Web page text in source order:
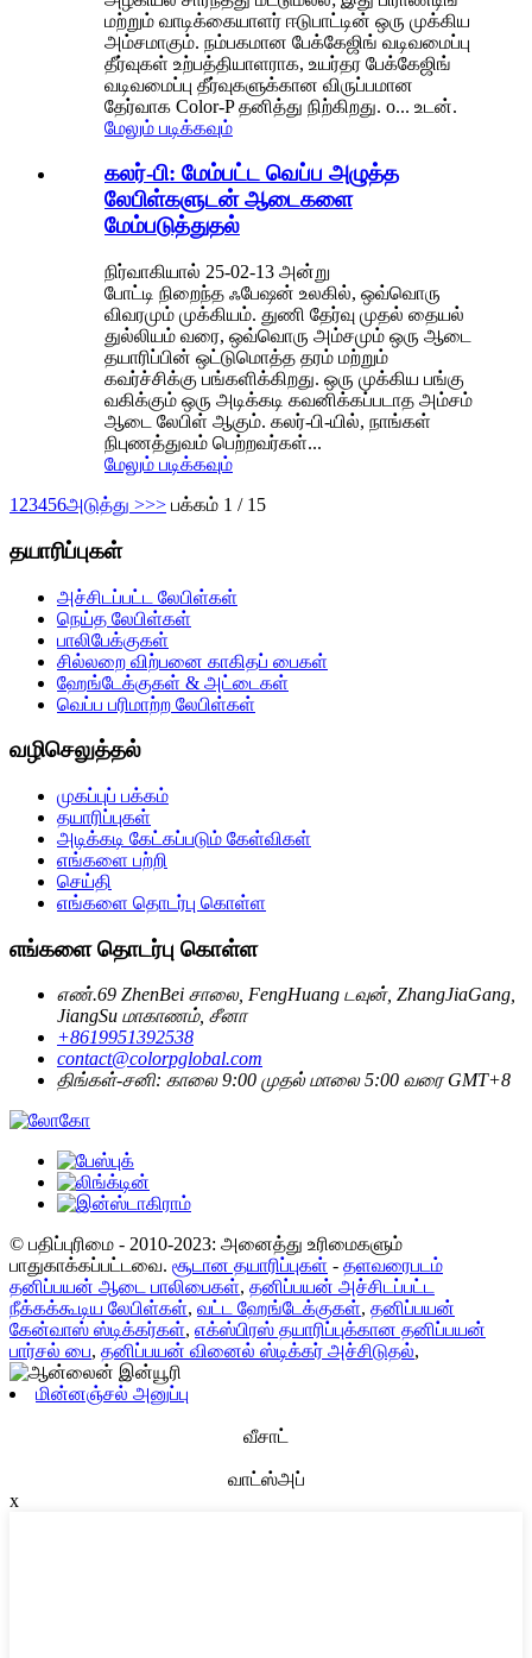
மற்றும் வாடிக்கையாளர் ஈடுபாட்டின் ஒரு முக்கிய
அம்சமாகும். நம்பகமான பேக்கேஜிங் வடிவமைப்பு
தீர்வுகள் உற்பத்தியாளராக, உயர்தர பேக்கேஜிங்
வடிவமைப்பு தீர்வுகளுக்கான விருப்பமான
தேர்வாக Color-P தனித்து நிற்கிறது. o... உடன்.
மேலும் படிக்கவும்
கலர்-பி: மேம்பட்ட வெப்ப அழுத்த
லேபிள்களுடன் ஆடைகளை
மேம்படுத்துதல்
நிர்வாகியால் 25-02-13 அன்று
போட்டி நிறைந்த ஃபேஷன் உலகில், ஒவ்வொரு
விவரமும் முக்கியம். துணி தேர்வு முதல் தையல்
துல்லியம் வரை, ஒவ்வொரு அம்சமும் ஒரு ஆடை
தயாரிப்பின் ஒட்டுமொத்த தரம் மற்றும்
கவர்ச்சிக்கு பங்களிக்கிறது. ஒரு முக்கிய பங்கு
வகிக்கும் ஒரு அடிக்கடி கவனிக்கப்படாத அம்சம்
ஆடை லேபிள் ஆகும். கலர்-பி-யில், நாங்கள்
நிபுணத்துவம் பெற்றவர்கள்...
மேலும் படிக்கவும்
1 23456அடுத்து >>> பக்கம் 1 / 15
தயாரிப்புகள்
அச்சிடப்பட்ட லேபிள்கள்
நெய்த லேபிள்கள்
பாலிபேக்குகள்
சில்லறை விற்பனை காகிதப் பைகள்
ஹேங்டேக்குகள் & அட்டைகள்
வெப்ப பரிமாற்ற லேபிள்கள்
வழிசெலுத்தல்
முகப்புப் பக்கம்
தயாரிப்புகள்
அடிக்கடி கேட்கப்படும் கேள்விகள்
எங்களை பற்றி
செய்தி
எங்களை தொடர்பு கொள்ள
எங்களை தொடர்பு கொள்ள
எண்.69 ZhenBei சாலை, FengHuang டவுன், ZhangJiaGang,
JiangSu மாகாணம், சீனா
+8619951392538
contact@colorpglobal.com
திங்கள்-சனி: காலை 9:00 முதல் மாலை 5:00 வரை GMT+8
© பதிப்புரிமை - 2010-2023: அனைத்து உரிமைகளும்
பாதுகாக்கப்பட்டவை. சூடான தயாரிப்புகள் - தளவரைபடம்
தனிப்பயன் ஆடை பாலிபைகள், தனிப்பயன் அச்சிடப்பட்ட
நீக்கக்கூடிய லேபிள்கள், வட்ட ஹேங்டேக்குகள், தனிப்பயன்
கேன்வாஸ் ஸ்டிக்கர்கள், எக்ஸ்பிரஸ் தயாரிப்புக்கான தனிப்பயன்
பார்சல் பை, தனிப்பயன் வினைல் ஸ்டிக்கர் அச்சிடுதல்,
மின்னஞ்சல் அனுப்பு
வீசாட்
வாட்ஸ்அப்
x